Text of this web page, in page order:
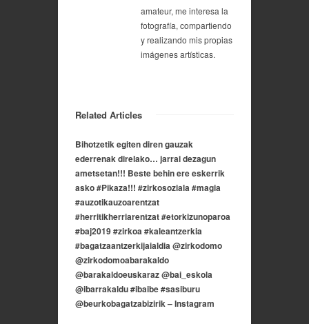
amateur, me interesa la
fotografía, compartiendo
y realizando mis propias
imágenes artísticas.
Related Articles
Bihotzetik egiten diren gauzak
ederrenak direlako… jarrai dezagun
ametsetan!!! Beste behin ere eskerrik
asko #Pikaza!!! #zirkosoziala #magia
#auzotikauzoarentzat
#herritikherriarentzat #etorkizunoparoa
#baj2019 #zirkoa #kaleantzerkia
#bagatzaantzerkijaialdia @zirkodomo
@zirkodomoabarakaldo
@barakaldoeuskaraz @bai_eskola
@ibarrakaldu #ibaibe #sasiburu
@beurkobagatzabizirik – Instagram